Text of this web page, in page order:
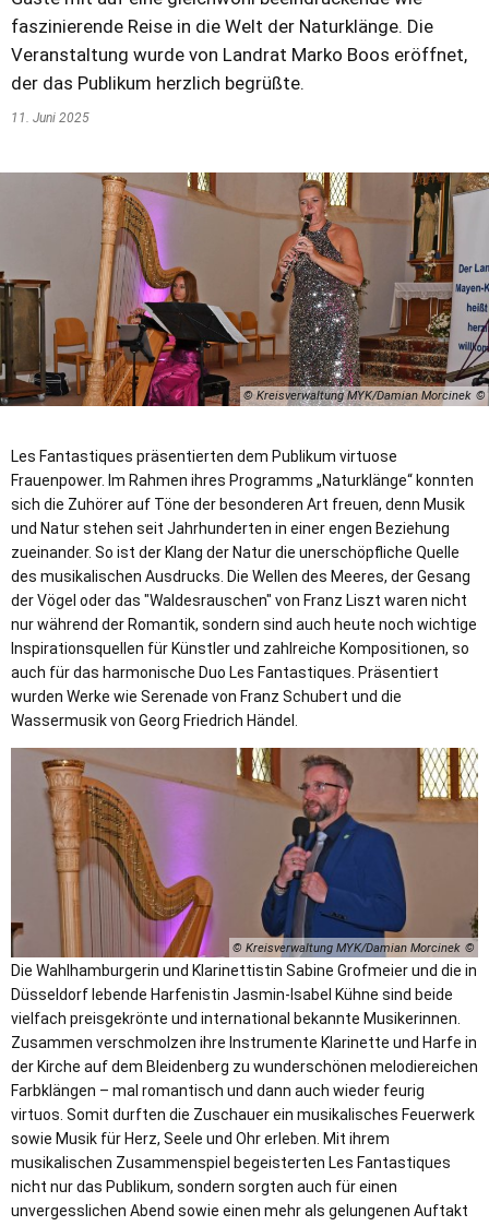
faszinierende Reise in die Welt der Naturklänge. Die
Veranstaltung wurde von Landrat Marko Boos eröffnet,
der das Publikum herzlich begrüßte.
11. Juni 2025
© Kreisverwaltung MYK/Damian Morcinek
Les Fantastiques präsentierten dem Publikum virtuose
Frauenpower. Im Rahmen ihres Programms „Naturklänge“ konnten
sich die Zuhörer auf Töne der besonderen Art freuen, denn Musik
und Natur stehen seit Jahrhunderten in einer engen Beziehung
zueinander. So ist der Klang der Natur die unerschöpfliche Quelle
des musikalischen Ausdrucks. Die Wellen des Meeres, der Gesang
der Vögel oder das "Waldesrauschen" von Franz Liszt waren nicht
nur während der Romantik, sondern sind auch heute noch wichtige
Inspirationsquellen für Künstler und zahlreiche Kompositionen, so
auch für das harmonische Duo Les Fantastiques. Präsentiert
wurden Werke wie Serenade von Franz Schubert und die
Wassermusik von Georg Friedrich Händel.
© Kreisverwaltung MYK/Damian Morcinek
Die Wahlhamburgerin und Klarinettistin Sabine Grofmeier und die in
Düsseldorf lebende Harfenistin Jasmin-Isabel Kühne sind beide
vielfach preisgekrönte und international bekannte Musikerinnen.
Zusammen verschmolzen ihre Instrumente Klarinette und Harfe in
der Kirche auf dem Bleidenberg zu wunderschönen melodiereichen
Farbklängen – mal romantisch und dann auch wieder feurig
virtuos. Somit durften die Zuschauer ein musikalisches Feuerwerk
sowie Musik für Herz, Seele und Ohr erleben. Mit ihrem
musikalischen Zusammenspiel begeisterten Les Fantastiques
nicht nur das Publikum, sondern sorgten auch für einen
unvergesslichen Abend sowie einen mehr als gelungenen Auftakt